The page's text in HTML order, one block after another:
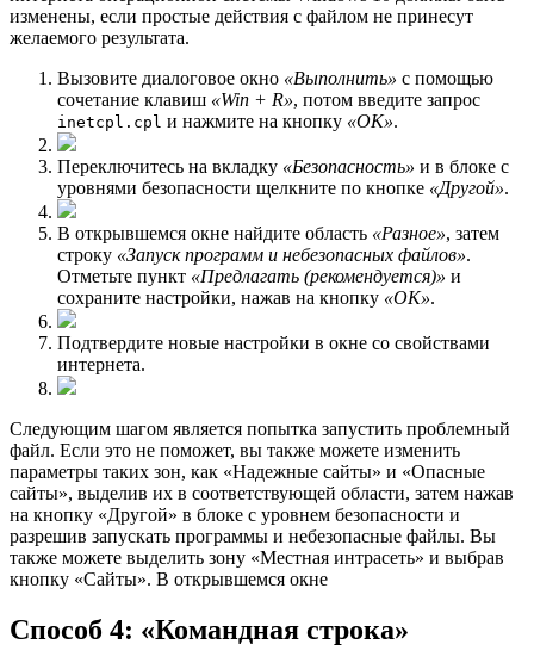
изменены, если простые действия с файлом не принесут
желаемого результата.
Вызовите диалоговое окно «Выполнить» с помощью
сочетание клавиш «Win + R», потом введите запрос
inetcpl.cpl и нажмите на кнопку «ОК».
Переключитесь на вкладку «Безопасность» и в блоке с
уровнями безопасности щелкните по кнопке «Другой».
В открывшемся окне найдите область «Разное», затем
строку «Запуск программ и небезопасных файлов».
Отметьте пункт «Предлагать (рекомендуется)» и
сохраните настройки, нажав на кнопку «ОК».
Подтвердите новые настройки в окне со свойствами
интернета.
Следующим шагом является попытка запустить проблемный
файл. Если это не поможет, вы также можете изменить
параметры таких зон, как «Надежные сайты» и «Опасные
сайты», выделив их в соответствующей области, затем нажав
на кнопку «Другой» в блоке с уровнем безопасности и
разрешив запускать программы и небезопасные файлы. Вы
также можете выделить зону «Местная интрасеть» и выбрав
кнопку «Сайты». В открывшемся окне
Способ 4: «Командная строка»